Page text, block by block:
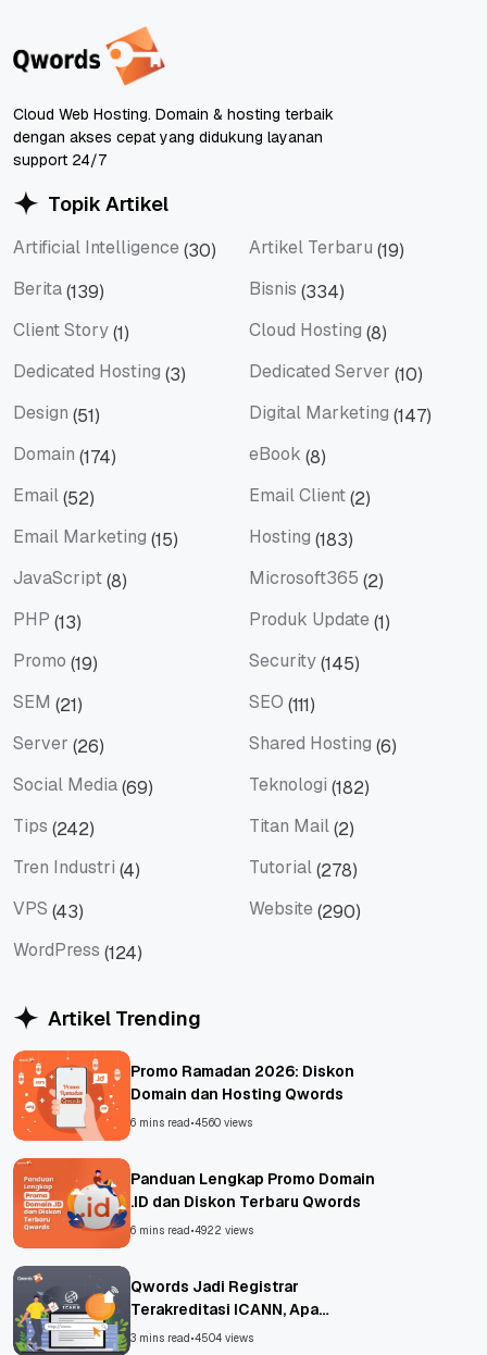
Cloud Web Hosting. Domain & hosting terbaik
dengan akses cepat yang didukung layanan
support 24/7
Topik Artikel
Artificial Intelligence (30) Artikel Terbaru (19)
Berita(139) Bisnis (334)
Client Story(1) Cloud Hosting (8)
Dedicated Hosting (3) Dedicated Server (10)
Design (51) Digital Marketing (147)
Domain (174) eBook (8)
Email(52) Email Client(2)
Email Marketing (15) Hosting (183)
JavaScript(8) Microsoft365 (2)
PHP (13) Produk Update (1)
Promo (19) Security(145)
SEM (21) SEO (111)
Server (26) Shared Hosting (6)
Social Media(69) Teknologi (182)
Tips (242) Titan Mail(2)
Tren Industri (4) Tutorial(278)
VPS (43) Website (290)
WordPress (124)
Artikel Trending
Promo Ramadan 2026: Diskon
Domain dan Hosting Qwords
6 mins read•4560 views
Panduan Lengkap Promo Domain
.ID dan Diskon Terbaru Qwords
6 mins read•4922 views
Qwords Jadi Registrar
Terakreditasi ICANN, Apa
Untungnya?
3 mins read•4504 views